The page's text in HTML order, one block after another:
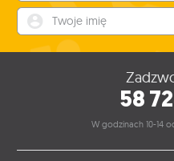
58
W godzinach 10-14